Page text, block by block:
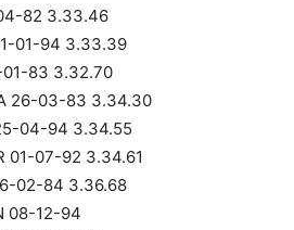
82 3.33.46
01-94 3.33.39
01-83 3.32.70
26-03-83 3.34.30
04-94 3.34.55
01-07-92 3.34.61
02-84 3.36.68
08-12-94